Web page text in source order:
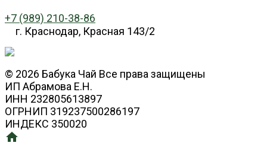
+7 (989) 210-38-86
г. Краснодар, Красная 143/2
© 2026 Бабука Чай Все права защищены
ИП Абрамова Е.Н.
ИНН 232805613897
ОГРНИП 319237500286197
ИНДЕКС 350020